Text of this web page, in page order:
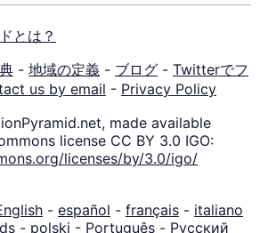
とは？
- 地域の定義 - ブログ - Twitterでフ
us by email - Privacy Policy
made available
license CC BY 3.0 IGO:
licenses/by/3.0/igo/
- español - français - italiano
- polski - Português - Русский